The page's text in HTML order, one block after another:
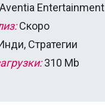
Entertainment
Скоро
Стратегии
310 Mb